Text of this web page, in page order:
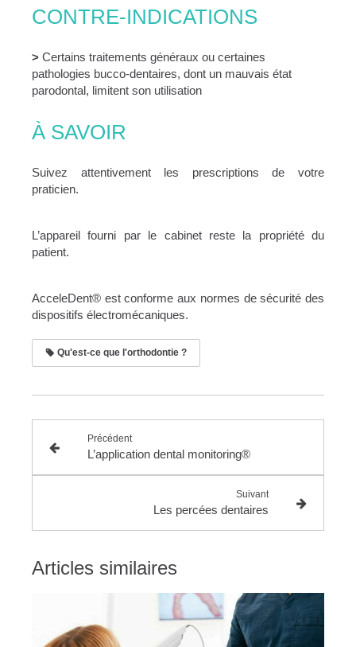
CONTRE-INDICATIONS
> Certains traitements généraux ou certaines
pathologies bucco-dentaires, dont un mauvais état
parodontal, limitent son utilisation
À SAVOIR
Suivez attentivement les prescriptions de votre
praticien.
L’appareil fourni par le cabinet reste la propriété du
patient.
AcceleDent® est conforme aux normes de sécurité des
dispositifs électromécaniques.
Qu'est-ce que l'orthodontie ?
Précédent
L’application dental monitoring®
Suivant
Les percées dentaires
Articles similaires